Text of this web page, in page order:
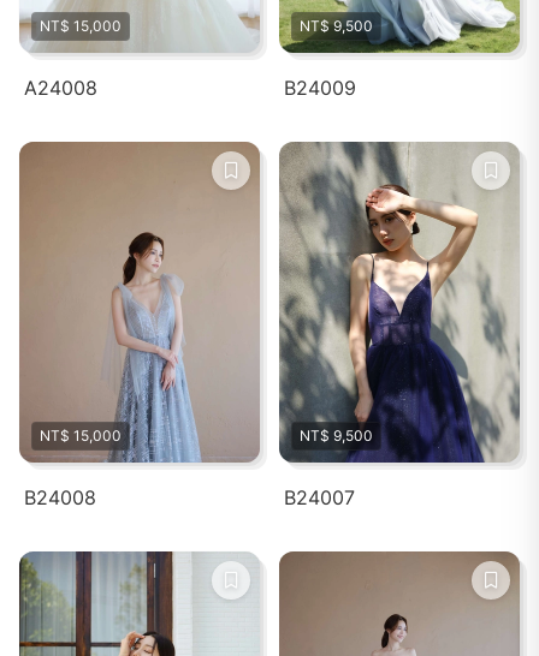
NT$ 15,000
A24008
NT$ 9,500
B24009
NT$ 15,000
B24008
NT$ 9,500
B24007